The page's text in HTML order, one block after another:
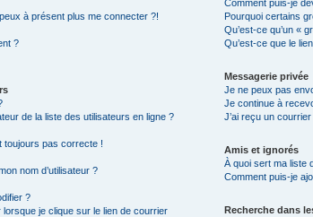
à présent plus me connecter ?!
?
de la liste des utilisateurs en ligne ?
toujours pas correcte !
nom d’utilisateur ?
?
lorsque je clique sur le lien de courrier
Comment puis-je
Pourquoi certains
Qu’est-ce qu’un «
Qu’est-ce que le
Messagerie privée
Je ne peux pas
Je continue à
J’ai reçu un
Amis et ignorés
À quoi sert ma liste
Comment puis-je
Recherche dans